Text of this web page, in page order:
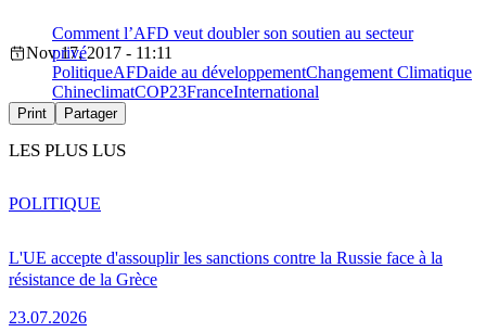
Comment l’AFD veut doubler son soutien au secteur
privé
Nov 17, 2017 - 11:11
PolitiqueAFDaide au développementChangement Climatique
ChineclimatCOP23FranceInternational
Print Partager
LES PLUS LUS
L'UE accepte d'assouplir les sanctions contre la Russie face à la
résistance de la Grèce
23.07.2026
POLITIQUE